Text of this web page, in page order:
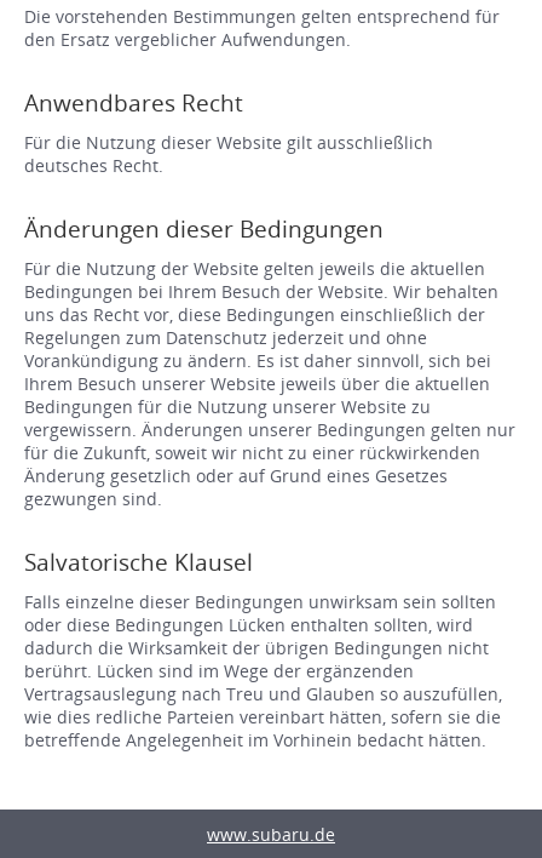
Die vorstehenden Bestimmungen gelten entsprechend für
den Ersatz vergeblicher Aufwendungen.
Anwendbares Recht
Für die Nutzung dieser Website gilt ausschließlich
deutsches Recht.
Änderungen dieser Bedingungen
Für die Nutzung der Website gelten jeweils die aktuellen
Bedingungen bei Ihrem Besuch der Website. Wir behalten
uns das Recht vor, diese Bedingungen einschließlich der
Regelungen zum Datenschutz jederzeit und ohne
Vorankündigung zu ändern. Es ist daher sinnvoll, sich bei
Ihrem Besuch unserer Website jeweils über die aktuellen
Bedingungen für die Nutzung unserer Website zu
vergewissern. Änderungen unserer Bedingungen gelten nur
für die Zukunft, soweit wir nicht zu einer rückwirkenden
Änderung gesetzlich oder auf Grund eines Gesetzes
gezwungen sind.
Salvatorische Klausel
Falls einzelne dieser Bedingungen unwirksam sein sollten
oder diese Bedingungen Lücken enthalten sollten, wird
dadurch die Wirksamkeit der übrigen Bedingungen nicht
berührt. Lücken sind im Wege der ergänzenden
Vertragsauslegung nach Treu und Glauben so auszufüllen,
wie dies redliche Parteien vereinbart hätten, sofern sie die
betreffende Angelegenheit im Vorhinein bedacht hätten.
www.subaru.de